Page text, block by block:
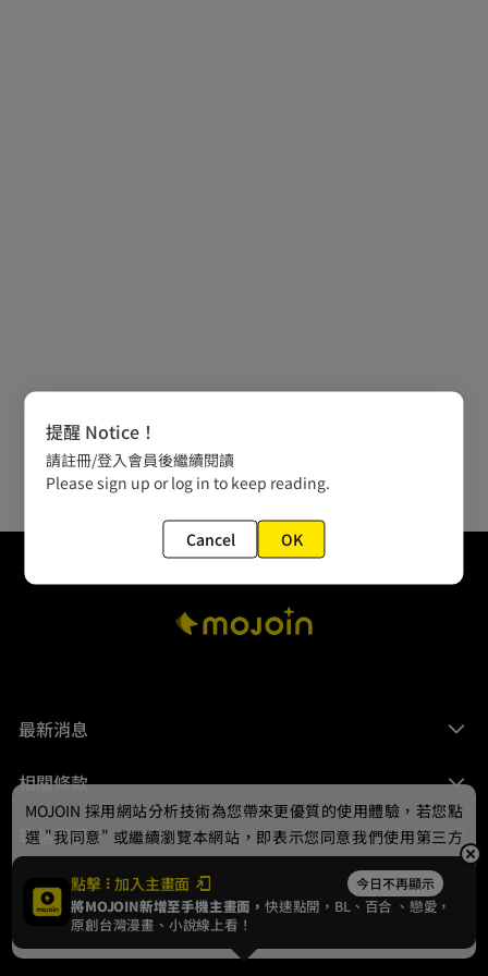
最新消息
相關條款
聯絡我們
© 2024 gamania Digital Entertainment Co., Ltd.
點擊 加入主畫面 今日不再顯示
將MOJOIN新增至手機主畫面，快速點開，BL、 百合 、戀愛，
原創台灣漫畫、小說線上看！
MOJOIN 採用網站分析技術為您帶來更優質的使用體驗，若您點
選 "我同意" 或繼續瀏覽本網站，即表示您同意我們使用第三方
Cookie，欲瞭解更多資訊請見隱私權政策。
我同意
提醒 Notice！
請註冊/登入會員後繼續閱讀
Please sign up or log in to keep reading.
Cancel OK